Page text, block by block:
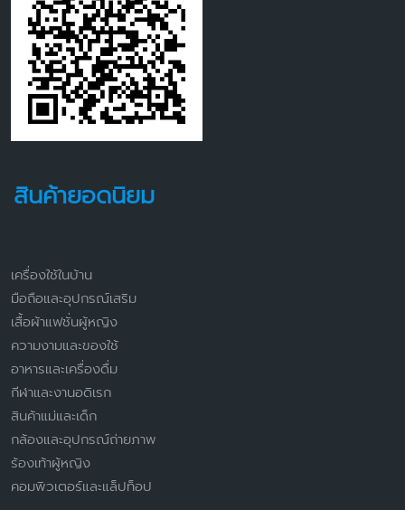
สินค้ายอดนิยม
เครื่องใช้ในบ้าน
มือถือและอุปกรณ์เสริม
เสื้อผ้าแฟชั่นผู้หญิง
ความงามและของใช้
อาหารและเครื่องดื่ม
กีฬาและงานอดิเรก
สินค้าแม่และเด็ก
กล้องและอุปกรณ์ถ่ายภาพ
ร้องเท้าผู้หญิง
คอมพิวเตอร์และแล็ปท็อป